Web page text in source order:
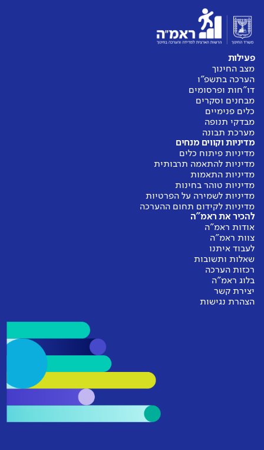
פעילות
מצב החינוך
הערכה בתשפ"ו
דו"חות ופרסומים
מבחנים וסקרים
כלים פנימיים
מבדקי תנופה
מערכת תבונה
מדיניות וקווים מנחים
מדיניות פיתוח כלים
מדיניות להתאמה תרבותית
מדיניות התאמות
מדיניות טוהר בחינות
מדיניות לשמירה על הפרטיות
מדיניות לקידום תחום ההערכה
להכיר את ראמ"ה
אודות ראמ"ה
צוות ראמ"ה
לעבוד איתנו
שאלות ותשובות
רכזות הערכה
בלוג ראמ"ה
יצירת קשר
הצהרת נגישות